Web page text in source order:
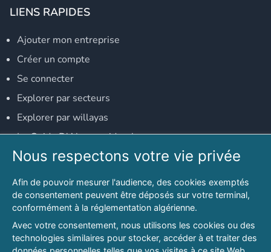
LIENS RAPIDES
Ajouter mon entreprise
Créer un compte
Se connecter
Explorer par secteurs
Explorer par willayas
Le Guide D'Alger, guide-alger.com
NOS RÉSEAUX SOCIAUX
Notre page Facebook
Notre page LinkedIn
Notre page Instagram
Nous respectons votre vie privée
Afin de pouvoir mesurer l'audience, des cookies exemptés
de consentement peuvent être déposés sur votre terminal,
conformément à la réglementation algérienne.
Avec votre consentement, nous utilisons les cookies ou des
technologies similaires pour stocker, accéder à et traiter des